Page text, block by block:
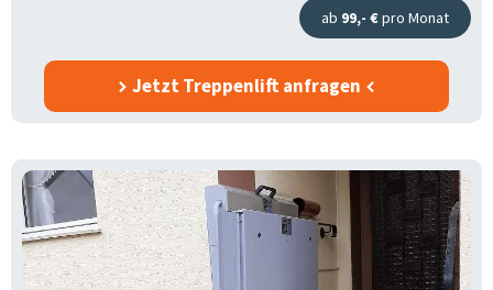
ab 99,- €pro Monat
Jetzt Treppenlift anfragen